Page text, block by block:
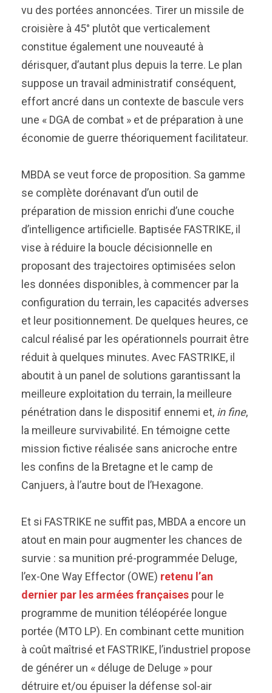
vu des portées annoncées. Tirer un missile de
croisière à 45° plutôt que verticalement
constitue également une nouveauté à
dérisquer, d’autant plus depuis la terre. Le plan
suppose un travail administratif conséquent,
effort ancré dans un contexte de bascule vers
une « DGA de combat » et de préparation à une
économie de guerre théoriquement facilitateur.
MBDA se veut force de proposition. Sa gamme
se complète dorénavant d’un outil de
préparation de mission enrichi d’une couche
d’intelligence artificielle. Baptisée FASTRIKE, il
vise à réduire la boucle décisionnelle en
proposant des trajectoires optimisées selon
les données disponibles, à commencer par la
configuration du terrain, les capacités adverses
et leur positionnement. De quelques heures, ce
calcul réalisé par les opérationnels pourrait être
réduit à quelques minutes. Avec FASTRIKE, il
aboutit à un panel de solutions garantissant la
meilleure exploitation du terrain, la meilleure
pénétration dans le dispositif ennemi et, in fine,
la meilleure survivabilité. En témoigne cette
mission fictive réalisée sans anicroche entre
les confins de la Bretagne et le camp de
Canjuers, à l’autre bout de l’Hexagone.
Et si FASTRIKE ne suffit pas, MBDA a encore un
atout en main pour augmenter les chances de
survie : sa munition pré-programmée Deluge,
l’ex-One Way Effector (OWE) retenu l’an
dernier par les armées françaises pour le
programme de munition téléopérée longue
portée (MTO LP). En combinant cette munition
à coût maîtrisé et FASTRIKE, l’industriel propose
de générer un « déluge de Deluge » pour
détruire et/ou épuiser la défense sol-air